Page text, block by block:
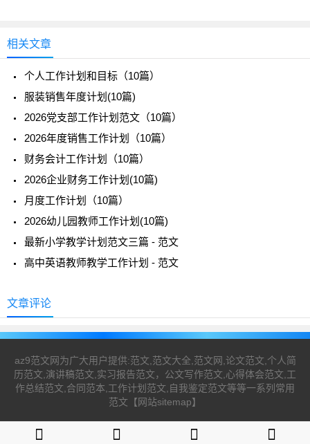
相关文章
个人工作计划和目标（10篇）
服装销售年度计划(10篇)
2026党支部工作计划范文（10篇）
2026年度销售工作计划（10篇）
财务会计工作计划（10篇）
2026企业财务工作计划(10篇)
月度工作计划（10篇）
2026幼儿园教师工作计划(10篇)
最新小学教学计划范文三篇 - 范文
高中英语教师教学工作计划 - 范文
文章评论
az9范文网为广大用户提供:范文,范文大全,范文网,论文范文,个人简
历范文,演讲稿范文,实习报告范文，公文写作范文,心得体会范文,工
作总结范文,合同范本,工作计划范文,自我鉴定范文等等一系列常用
范文【网站sitemap】